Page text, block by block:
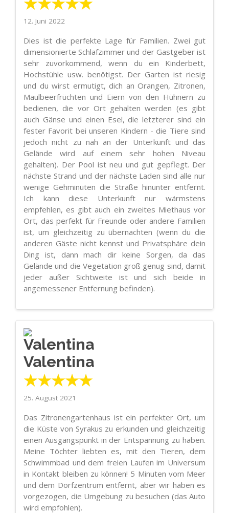
★★★★★
12. Juni 2022
Dies ist die perfekte Lage für Familien. Zwei gut
dimensionierte Schlafzimmer und der Gastgeber ist
sehr zuvorkommend, wenn du ein Kinderbett,
Hochstühle usw. benötigst. Der Garten ist riesig
und du wirst ermutigt, dich an Orangen, Zitronen,
Maulbeerfrüchten und Eiern von den Hühnern zu
bedienen, die vor Ort gehalten werden (es gibt
auch Gänse und einen Esel, die letzterer sind ein
fester Favorit bei unseren Kindern - die Tiere sind
jedoch nicht zu nah an der Unterkunft und das
Gelände wird auf einem sehr hohen Niveau
gehalten). Der Pool ist neu und gut gepflegt. Der
nächste Strand und der nächste Laden sind alle nur
wenige Gehminuten die Straße hinunter entfernt.
Ich kann diese Unterkunft nur wärmstens
empfehlen, es gibt auch ein zweites Miethaus vor
Ort, das perfekt für Freunde oder andere Familien
ist, um gleichzeitig zu übernachten (wenn du die
anderen Gäste nicht kennst und Privatsphäre dein
Ding ist, dann mach dir keine Sorgen, da das
Gelände und die Vegetation groß genug sind, damit
jeder außer Sichtweite ist und sich beide in
angemessener Entfernung befinden).
Valentina
★★★★★
25. August 2021
Das Zitronengartenhaus ist ein perfekter Ort, um
die Küste von Syrakus zu erkunden und gleichzeitig
einen Ausgangspunkt in der Entspannung zu haben.
Meine Töchter liebten es, mit den Tieren, dem
Schwimmbad und dem freien Laufen im Universum
in Kontakt bleiben zu können! 5 Minuten vom Meer
und dem Dorfzentrum entfernt, aber wir haben es
vorgezogen, die Umgebung zu besuchen (das Auto
wird empfohlen).